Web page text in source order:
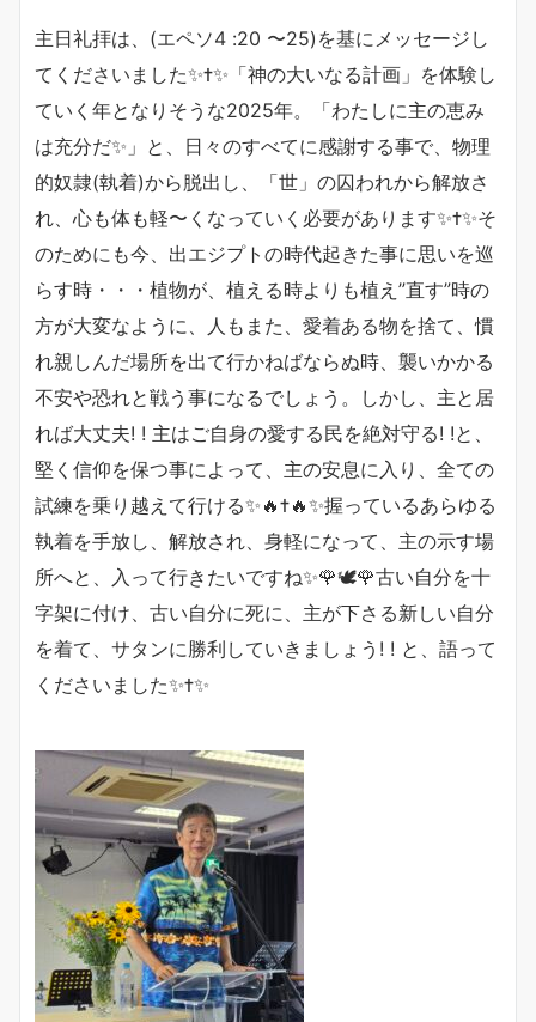
主日礼拝は、(エペソ4 :20 〜25)を基にメッセージし
てくださいました✨✝️✨「神の大いなる計画」を体験し
ていく年となりそうな2025年。「わたしに主の恵み
は充分だ✨」と、日々のすべてに感謝する事で、物理
的奴隷(執着)から脱出し、「世」の囚われから解放さ
れ、心も体も軽〜くなっていく必要があります✨✝️✨そ
のためにも今、出エジプトの時代起きた事に思いを巡
らす時・・・植物が、植える時よりも植え”直す”時の
方が大変なように、人もまた、愛着ある物を捨て、慣
れ親しんだ場所を出て行かねばならぬ時、襲いかかる
不安や恐れと戦う事になるでしょう。しかし、主と居
れば大丈夫! ! 主はご自身の愛する民を絶対守る! !と、
堅く信仰を保つ事によって、主の安息に入り、全ての
試練を乗り越えて行ける✨🔥✝️🔥✨握っているあらゆる
執着を手放し、解放され、身軽になって、主の示す場
所へと、入って行きたいですね✨🌹🕊🌹古い自分を十
字架に付け、古い自分に死に、主が下さる新しい自分
を着て、サタンに勝利していきましょう! ! と、語って
くださいました✨✝️✨